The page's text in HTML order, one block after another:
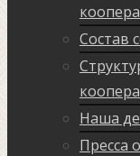
Состав
Наша
Пресса